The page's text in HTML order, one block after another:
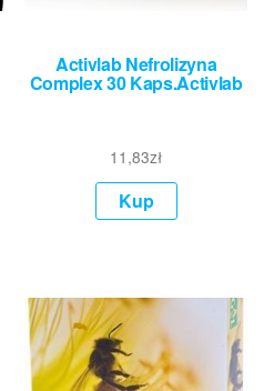
Activlab Nefrolizyna
Complex 30 Kaps.Activlab
11,83zł
Kup